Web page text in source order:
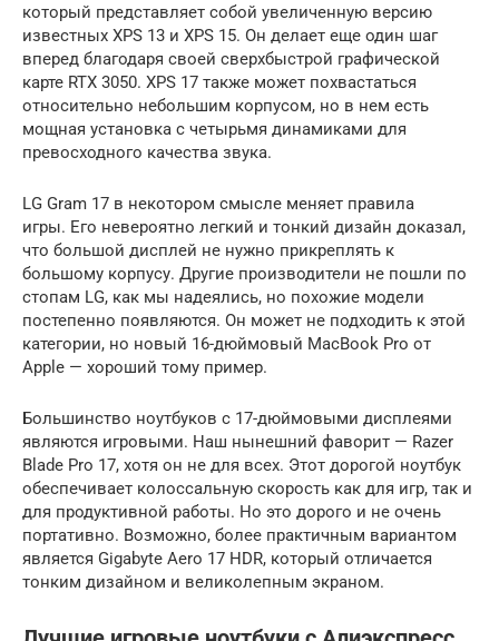
который представляет собой увеличенную версию
известных XPS 13 и XPS 15. Он делает еще один шаг
вперед благодаря своей сверхбыстрой графической
карте RTX 3050. XPS 17 также может похвастаться
относительно небольшим корпусом, но в нем есть
мощная установка с четырьмя динамиками для
превосходного качества звука.
LG Gram 17 в некотором смысле меняет правила
игры. Его невероятно легкий и тонкий дизайн доказал,
что большой дисплей не нужно прикреплять к
большому корпусу. Другие производители не пошли по
стопам LG, как мы надеялись, но похожие модели
постепенно появляются. Он может не подходить к этой
категории, но новый 16-дюймовый MacBook Pro от
Apple — хороший тому пример.
Большинство ноутбуков с 17-дюймовыми дисплеями
являются игровыми. Наш нынешний фаворит — Razer
Blade Pro 17, хотя он не для всех. Этот дорогой ноутбук
обеспечивает колоссальную скорость как для игр, так и
для продуктивной работы. Но это дорого и не очень
портативно. Возможно, более практичным вариантом
является Gigabyte Aero 17 HDR, который отличается
тонким дизайном и великолепным экраном.